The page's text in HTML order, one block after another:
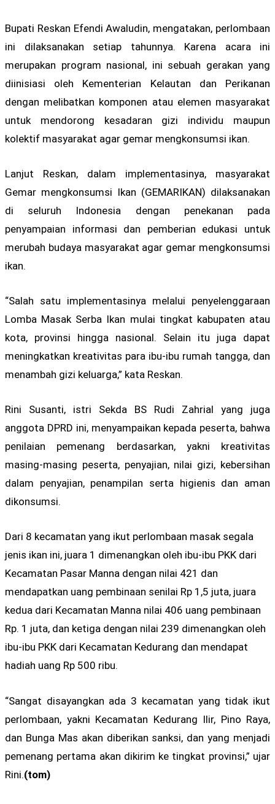
Bupati Reskan Efendi Awaludin, mengatakan, perlombaan
ini dilaksanakan setiap tahunnya. Karena acara ini
merupakan program nasional, ini sebuah gerakan yang
diinisiasi oleh Kementerian Kelautan dan Perikanan
dengan melibatkan komponen atau elemen masyarakat
untuk mendorong kesadaran gizi individu maupun
kolektif masyarakat agar gemar mengkonsumsi ikan.
Lanjut Reskan, dalam implementasinya, masyarakat
Gemar mengkonsumsi Ikan (GEMARIKAN) dilaksanakan
di seluruh Indonesia dengan penekanan pada
penyampaian informasi dan pemberian edukasi untuk
merubah budaya masyarakat agar gemar mengkonsumsi
ikan.
“Salah satu implementasinya melalui penyelenggaraan
Lomba Masak Serba Ikan mulai tingkat kabupaten atau
kota, provinsi hingga nasional. Selain itu juga dapat
meningkatkan kreativitas para ibu-ibu rumah tangga, dan
menambah gizi keluarga,” kata Reskan.
Rini Susanti, istri Sekda BS Rudi Zahrial yang juga
anggota DPRD ini, menyampaikan kepada peserta, bahwa
penilaian pemenang berdasarkan, yakni kreativitas
masing-masing peserta, penyajian, nilai gizi, kebersihan
dalam penyajian, penampilan serta higienis dan aman
dikonsumsi.
Dari 8 kecamatan yang ikut perlombaan masak segala
jenis ikan ini, juara 1 dimenangkan oleh ibu-ibu PKK dari
Kecamatan Pasar Manna dengan nilai 421 dan
mendapatkan uang pembinaan senilai Rp 1,5 juta, juara
kedua dari Kecamatan Manna nilai 406 uang pembinaan
Rp. 1 juta, dan ketiga dengan nilai 239 dimenangkan oleh
ibu-ibu PKK dari Kecamatan Kedurang dan mendapat
hadiah uang Rp 500 ribu.
“Sangat disayangkan ada 3 kecamatan yang tidak ikut
perlombaan, yakni Kecamatan Kedurang Ilir, Pino Raya,
dan Bunga Mas akan diberikan sanksi, dan yang menjadi
pemenang pertama akan dikirim ke tingkat provinsi,” ujar
Rini.(tom)